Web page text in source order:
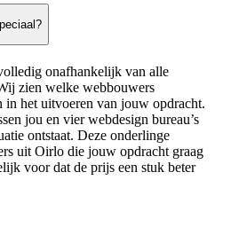
onafhankelijk van alle
zien welke webbouwers
in het uitvoeren van jouw opdracht.
jou en vier webdesign bureau’s
ontstaat. Deze onderlinge
uit Oirlo die jouw opdracht graag
voor dat de prijs een stuk beter